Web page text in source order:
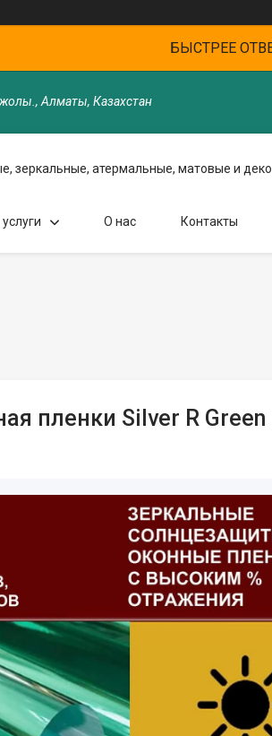
БЫСТРЕЕ
Алматы, Казахстан
зеркальные, атермальные, матовые и
О нас Контакты
пленки Silver R Green